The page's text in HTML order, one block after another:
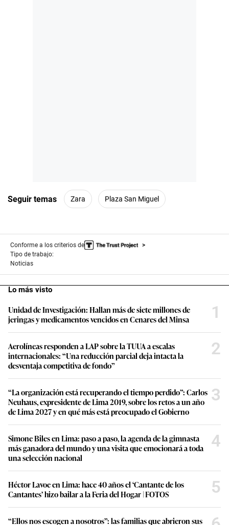
Seguir temas Zara Plaza San Miguel
Conforme a los criterios de
Tipo de trabajo:
Noticias
Lo más visto
Unidad de Investigación: Hallan más de siete millones de
jeringas y medicamentos vencidos en Cenares del Minsa
1
Aerolíneas responden a LAP sobre la TUUA a escalas
internacionales: “Una reducción parcial deja intacta la
desventaja competitiva de fondo”
2
“La organización está recuperando el tiempo perdido”: Carlos
Neuhaus, expresidente de Lima 2019, sobre los retos a un año
de Lima 2027 y en qué más está preocupado el Gobierno
3
Simone Biles en Lima: paso a paso, la agenda de la gimnasta
más ganadora del mundo y una visita que emocionará a toda
una selección nacional
4
Héctor Lavoe en Lima: hace 40 años el ‘Cantante de los
Cantantes’ hizo bailar a la Feria del Hogar | FOTOS
5
“Ellos nos escogen a nosotros”: las familias que abrieron sus